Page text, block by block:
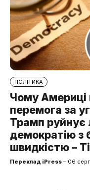
ПОЛІТИКА
Чому Америці
перемога за
Трамп руйнує
демократію з
швидкістю –
Переклад iPress – 06